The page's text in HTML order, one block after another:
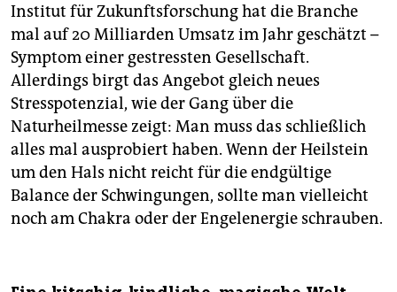
Institut für Zukunftsforschung hat die Branche
mal auf 20 Milliarden Umsatz im Jahr geschätzt –
Symptom einer gestressten Gesellschaft.
Allerdings birgt das Angebot gleich neues
Stresspotenzial, wie der Gang über die
Naturheilmesse zeigt: Man muss das schließlich
alles mal ausprobiert haben. Wenn der Heilstein
um den Hals nicht reicht für die endgültige
Balance der Schwingungen, sollte man vielleicht
noch am Chakra oder der Engel­energie schrauben.